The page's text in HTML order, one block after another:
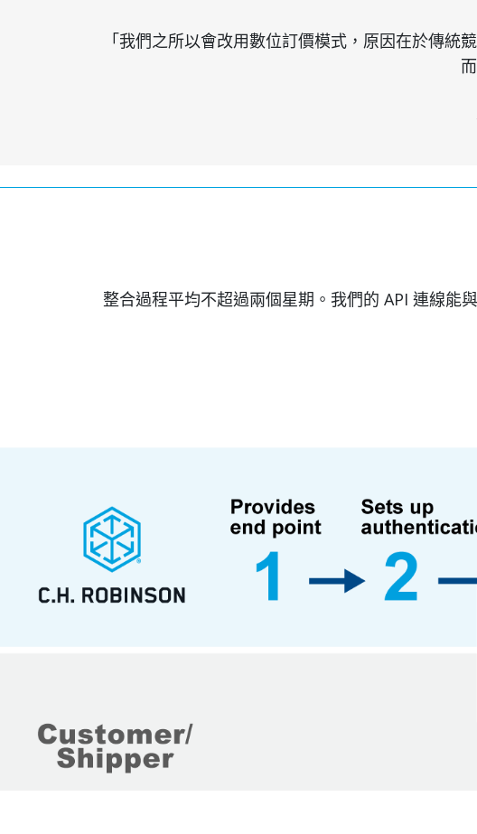
「我們之所以會改用數位訂價模式，原因在於傳
整合過程平均不超過兩個星期。我們的 API 連線能